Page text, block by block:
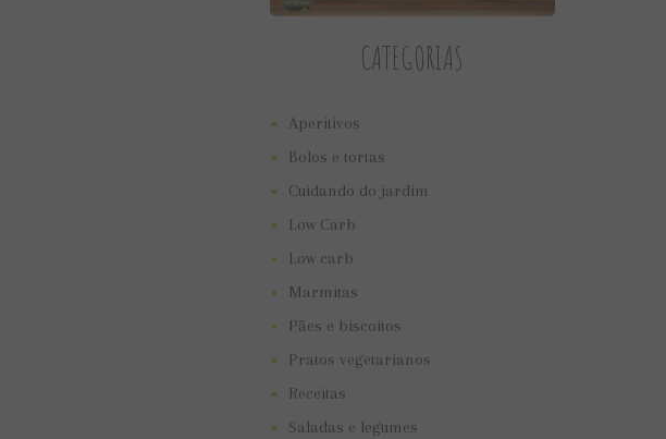
CATEGORIAS
Aperitivos
Bolos e tortas
Cuidando do jardim
Low Carb
Low carb
Marmitas
Pães e biscoitos
Pratos vegetarianos
Receitas
Saladas e legumes